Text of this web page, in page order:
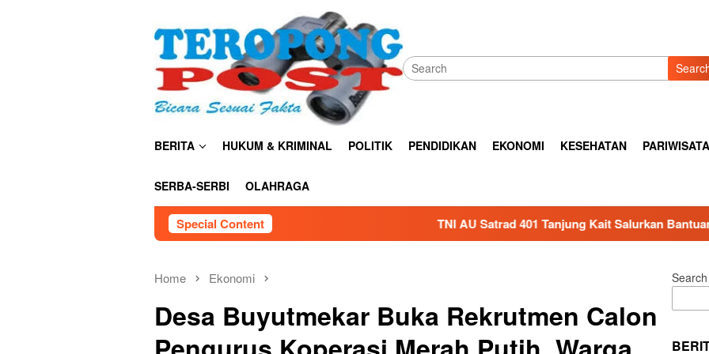
BERITA HUKUM & KRIMINAL POLITIK PENDIDIKAN EKONOMI KESEHATAN PARIWISATA
SERBA-SERBI OLAHRAGA
Special Content TNI AU Satrad 401 Tanjung Kait Salurkan Bantuan Air Bersih untuk Warga
Home Ekonomi
Desa Buyutmekar Buka Rekrutmen Calon
Search